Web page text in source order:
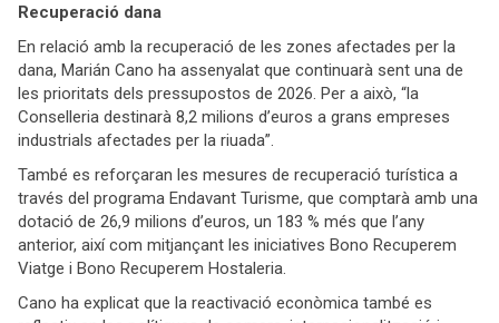
Recuperació dana
En relació amb la recuperació de les zones afectades per la
dana, Marián Cano ha assenyalat que continuarà sent una de
les prioritats dels pressupostos de 2026. Per a això, “la
Conselleria destinarà 8,2 milions d’euros a grans empreses
industrials afectades per la riuada”.
També es reforçaran les mesures de recuperació turística a
través del programa Endavant Turisme, que comptarà amb una
dotació de 26,9 milions d’euros, un 183 % més que l’any
anterior, així com mitjançant les iniciatives Bono Recuperem
Viatge i Bono Recuperem Hostaleria.
Cano ha explicat que la reactivació econòmica també es